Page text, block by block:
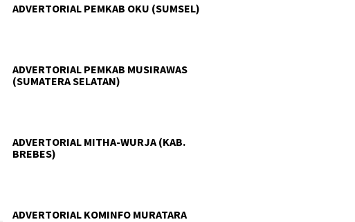
ADVERTORIAL PEMKAB OKU (SUMSEL)
ADVERTORIAL PEMKAB MUSIRAWAS
(SUMATERA SELATAN)
ADVERTORIAL MITHA-WURJA (KAB.
BREBES)
ADVERTORIAL KOMINFO MURATARA